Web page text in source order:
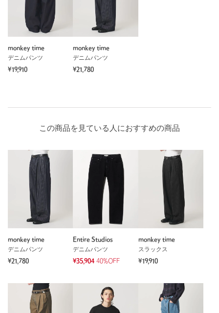
monkey time
デニムパンツ
¥19,910
monkey time
デニムパンツ
¥21,780
この商品を見ている人におすすめの商品
monkey time
デニムパンツ
¥21,780
Entire Studios
デニムパンツ
¥35,904 40%OFF
monkey time
スラックス
¥19,910